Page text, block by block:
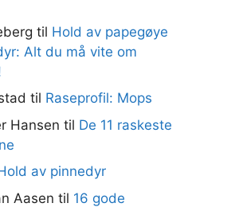
til Hold av papegøye
Alt du må vite om
til Raseprofil: Mops
Hansen til De 11 raskeste
av pinnedyr
Aasen til 16 gode